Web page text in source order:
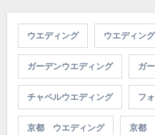
ウエディング ウエディン
ガーデンウエディング ガ
チャペルウエディング フ
京都 ウエディング 京都